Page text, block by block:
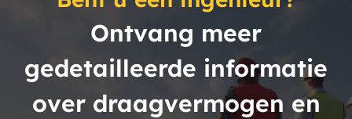
Alstead Monroe
Sullivan Canobie Lake
Ontvang meer
gedetailleerde informatie
over draagvermogen en